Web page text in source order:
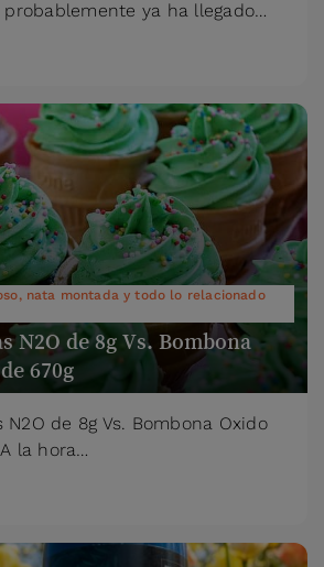
ya ha llegado…
nata montada y todo lo relacionado
N2O de 8g Vs. Bombona
670g
N2O de 8g Vs. Bombona Oxido
la hora…